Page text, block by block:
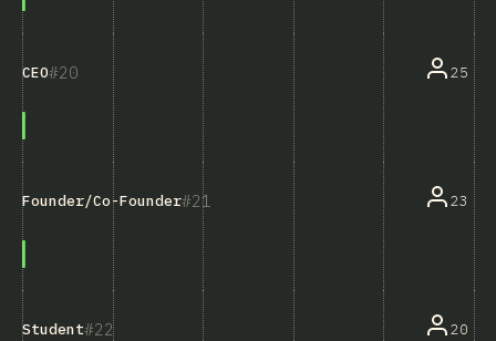
20
CEO 25
21
Founder/Co-Founder 23
22
Student 20